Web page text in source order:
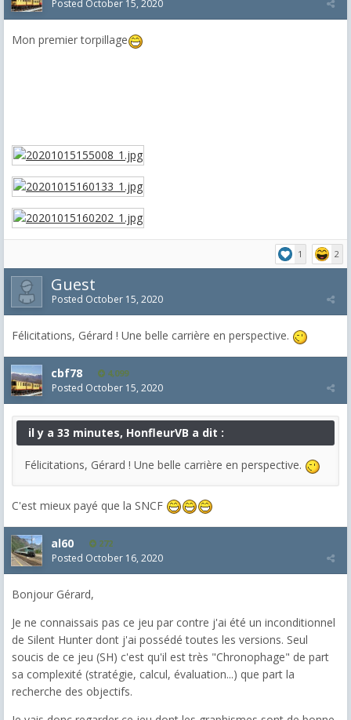
Posted October 15, 2020
Mon premier torpillage
1 2
Guest
Posted October 15, 2020
Félicitations, Gérard ! Une belle carrière en perspective.
cbf78 4,099
Posted October 15, 2020
il y a 33 minutes, HonfleurVB a dit :
Félicitations, Gérard ! Une belle carrière en perspective.
C'est mieux payé que la SNCF
al60 272
Posted October 16, 2020
Bonjour Gérard,
Je ne connaissais pas ce jeu par contre j'ai été un inconditionnel
de Silent Hunter dont j'ai possédé toutes les versions. Seul
soucis de ce jeu (SH) c'est qu'il est très "Chronophage" de part
sa complexité (stratégie, calcul, évaluation...) que part la
recherche des objectifs.